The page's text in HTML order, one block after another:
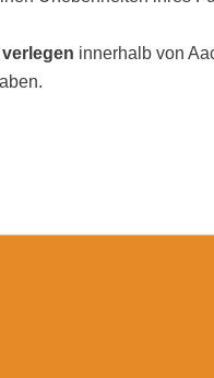
innerhalb von